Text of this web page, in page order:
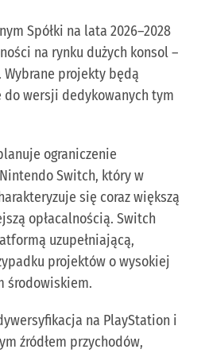
Spółki na lata 2026–2028
na rynku dużych konsol –
Wybrane projekty będą
wersji dedykowanych tym
ograniczenie
Switch, który w
się coraz większą
opłacalnością. Switch
uzupełniającą,
projektów o wysokiej
środowiskiem.
na PlayStation i
źródłem przychodów,